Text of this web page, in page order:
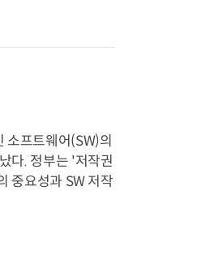
소프트웨어(SW)의
다. 정부는 '저작권
중요성과 SW 저작